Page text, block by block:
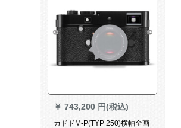
￥ 743,200 円(税込)
カドドM-P(TYP 250)横軸全画